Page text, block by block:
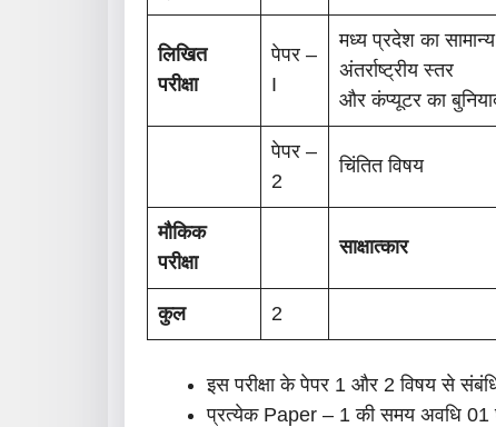
लिखित
परीक्षा
पेपर –
I
मध्य प्रदेश का
अंतर्राष्ट्रीय स्तर
और कंप्यूटर का
पेपर –
2
चिंतित विषय
मौकिक
परीक्षा
साक्षात्कार
कुल 2
इस परीक्षा के पेपर 1 और 2 विषय से
प्रत्येक Paper – 1 की समय अवधि 01